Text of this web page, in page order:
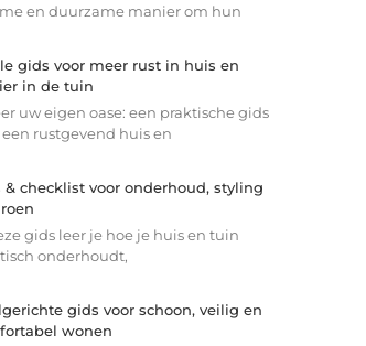
en duurzame manier om hun
gids voor meer rust in huis en
in de tuin
uw eigen oase: een praktische gids
een rustgevend huis en
& checklist voor onderhoud, styling
gids leer je hoe je huis en tuin
onderhoudt,
gids voor schoon, veilig en
wonen